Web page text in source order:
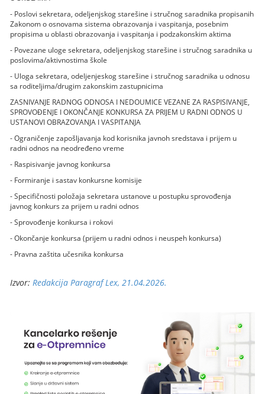
- Poslovi sekretara, odeljenjskog starešine i stručnog saradnika propisanih
Zakonom o osnovama sistema obrazovanja i vaspitanja, posebnim
propisima u oblasti obrazovanja i vaspitanja i podzakonskim aktima
- Povezane uloge sekretara, odeljenjskog starešine i stručnog saradnika u
poslovima/aktivnostima škole
- Uloga sekretara, odeljenjeskog starešine i stručnog saradnika u odnosu
sa roditeljima/drugim zakonskim zastupnicima
ZASNIVANJE RADNOG ODNOSA I NEDOUMICE VEZANE ZA RASPISIVANJE,
SPROVOĐENJE I OKONČANJE KONKURSA ZA PRIJEM U RADNI ODNOS U
USTANOVI OBRAZOVANJA I VASPITANJA
- Ograničenje zapošljavanja kod korisnika javnoh sredstava i prijem u
radni odnos na neodređeno vreme
- Raspisivanje javnog konkursa
- Formiranje i sastav konkursne komisije
- Specifičnosti položaja sekretara ustanove u postupku sprovođenja
javnog konkurs za prijem u radni odnos
- Sprovođenje konkursa i rokovi
- Okončanje konkursa (prijem u radni odnos i neuspeh konkursa)
- Pravna zaštita učesnika konkursa
Izvor:Redakcija Paragraf Lex, 21.04.2026.